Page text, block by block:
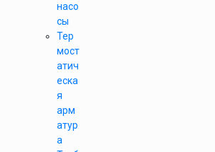
насо
сы
Тер
мост
атич
еска
я
арм
атур
а